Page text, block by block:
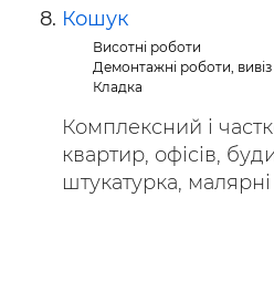
Кошук
Висотні роботи
Демонтажні роботи, вивіз
Кладка
Комплексний і
квартир, офісів,
штукатурка,